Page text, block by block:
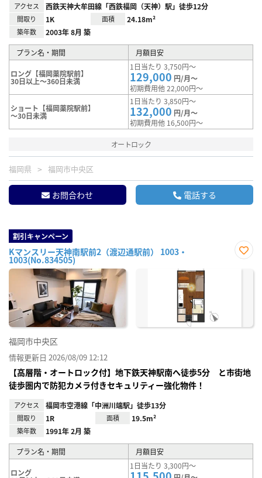
アクセス 西鉄天神大牟田線「西鉄福岡（天神）駅」徒歩12分
間取り 1K 面積 24.18m²
築年数 2003年 8月 築
プラン名・期間 月額目安
ロング【福岡薬院駅前】
30日以上～360日未満
1日当たり 3,750円～
129,000 円/月～
初期費用他 22,000円～
ショート【福岡薬院駅前】
～30日未満
1日当たり 3,850円～
132,000 円/月～
初期費用他 16,500円～
オートロック
福岡県 福岡市中央区
お問合わせ 電話する
割引キャンペーン
Kマンスリー天神南駅前2（渡辺通駅前） 1003・
1003(No.834505)
に入
福岡市中央区
情報更新日 2026/08/09 12:12
【高層階・オートロック付】地下鉄天神駅南へ徒歩5分 と市街地
徒歩圏内で防犯カメラ付きセキュリティー強化物件！
アクセス 福岡市空港線「中洲川端駅」徒歩13分
間取り 1R 面積 19.5m²
築年数 1991年 2月 築
プラン名・期間 月額目安
ロング
1日当たり 3,300円～